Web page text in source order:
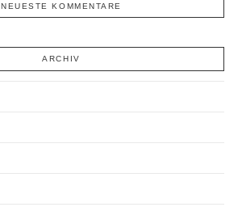
NEUESTE KOMMENTARE
ARCHIV